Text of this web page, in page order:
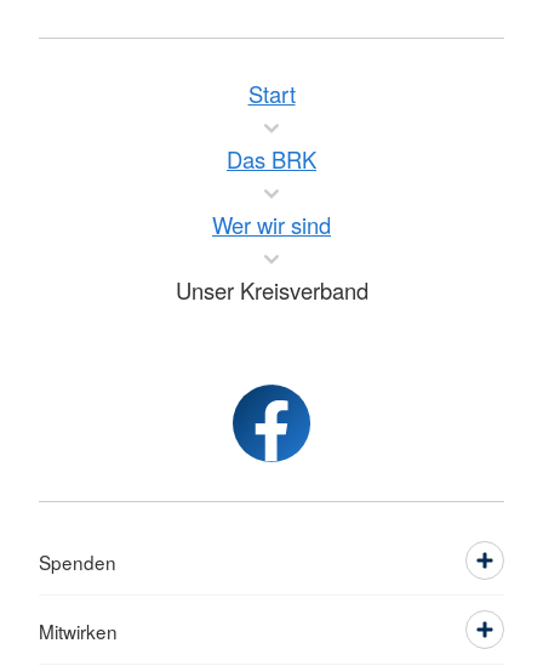
Start
Das BRK
Wer wir sind
Unser Kreisverband
Spenden
Mitwirken